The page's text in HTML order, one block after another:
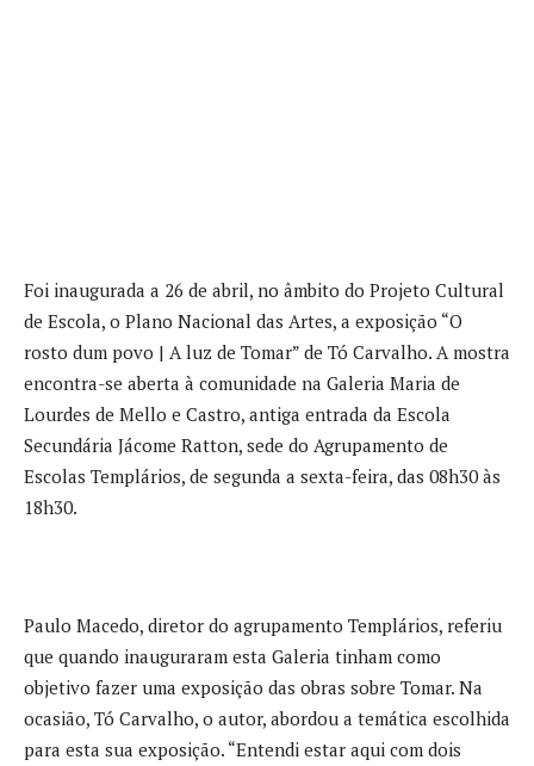
Foi inaugurada a 26 de abril, no âmbito do Projeto Cultural
de Escola, o Plano Nacional das Artes, a exposição “O
rosto dum povo | A luz de Tomar” de Tó Carvalho. A mostra
encontra-se aberta à comunidade na Galeria Maria de
Lourdes de Mello e Castro, antiga entrada da Escola
Secundária Jácome Ratton, sede do Agrupamento de
Escolas Templários, de segunda a sexta-feira, das 08h30 às
18h30.
Paulo Macedo, diretor do agrupamento Templários, referiu
que quando inauguraram esta Galeria tinham como
objetivo fazer uma exposição das obras sobre Tomar. Na
ocasião, Tó Carvalho, o autor, abordou a temática escolhida
para esta sua exposição. “Entendi estar aqui com dois